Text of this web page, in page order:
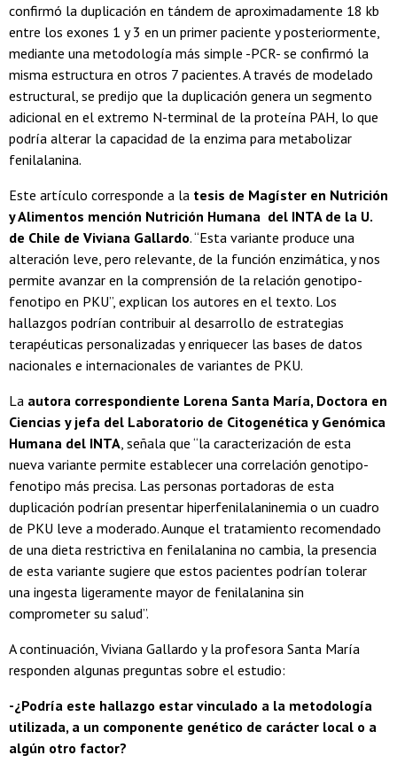
confirmó la duplicación en tándem de aproximadamente 18 kb
entre los exones 1 y 3 en un primer paciente y posteriormente,
mediante una metodología más simple -PCR- se confirmó la
misma estructura en otros 7 pacientes. A través de modelado
estructural, se predijo que la duplicación genera un segmento
adicional en el extremo N-terminal de la proteína PAH, lo que
podría alterar la capacidad de la enzima para metabolizar
fenilalanina.
Este artículo corresponde a la tesis de Magíster en Nutrición
y Alimentos mención Nutrición Humana del INTA de la U.
de Chile de Viviana Gallardo. “Esta variante produce una
alteración leve, pero relevante, de la función enzimática, y nos
permite avanzar en la comprensión de la relación genotipo-
fenotipo en PKU”, explican los autores en el texto. Los
hallazgos podrían contribuir al desarrollo de estrategias
terapéuticas personalizadas y enriquecer las bases de datos
nacionales e internacionales de variantes de PKU.
La autora correspondiente Lorena Santa María, Doctora en
Ciencias y jefa del Laboratorio de Citogenética y Genómica
Humana del INTA, señala que “la caracterización de esta
nueva variante permite establecer una correlación genotipo-
fenotipo más precisa. Las personas portadoras de esta
duplicación podrían presentar hiperfenilalaninemia o un cuadro
de PKU leve a moderado. Aunque el tratamiento recomendado
de una dieta restrictiva en fenilalanina no cambia, la presencia
de esta variante sugiere que estos pacientes podrían tolerar
una ingesta ligeramente mayor de fenilalanina sin
comprometer su salud”.
A continuación, Viviana Gallardo y la profesora Santa María
responden algunas preguntas sobre el estudio:
-¿Podría este hallazgo estar vinculado a la metodología
utilizada, a un componente genético de carácter local o a
algún otro factor?